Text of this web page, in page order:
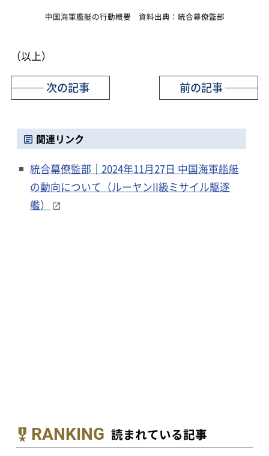
中国海軍艦艇の行動概要 資料出典：統合幕僚監部
（以上）
前の記事
次の記事
関連リンク
統合幕僚監部｜2024年11月27日 中国海軍艦艇
の動向について（ルーヤンII級ミサイル駆逐
艦）
RANKING 読まれている記事